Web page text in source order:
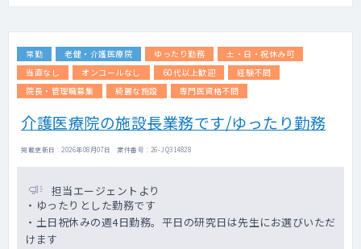
3名で担当を割り振っています。
常勤 老健・介護医療院 ゆったり勤務
土・日・祝休み可
当直なし
オンコールなし 60代以上歓迎
経験不問
院長・管理職募集
綺麗な施設 専門医資格不問
介護医療院の施設長業務です/ゆったり勤務
掲載更新日 : 2026年08月07日 案件番号 : 26-JQ314828
担当エージェントより
・ゆったりとした勤務です
・土日祝休みの週4日勤務。平日の研究日は先生にお選びいただ
けます